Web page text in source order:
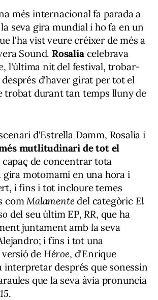
més internacional fa parada a
seva gira mundial i ho fa en un
l'ha vist veure créixer de més a
Sound. Rosalia celebrava
l'última nit del festival, trobar-
després d'haver girat per tot el
trobat durant tan temps lluny de
d'Estrella Damm, Rosalia i
mutlitudinari de tot el
capaç de concentrar tota
gira motomami en una hora i
i fins i tot incloure temes
com Malamentedel categòric El
del seu últim EP, RR, que ha
juntament amb la seva
i fins i tot una
de Héroe, d'Enrique
interpretar després que sonessin
que la seva àvia pronuncia
.